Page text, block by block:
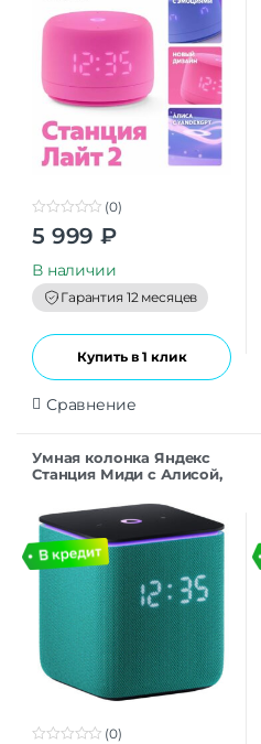
0
o
t
o
f
5
(0)
5 999 ₽
В наличии
Гарантия 12 месяцев
Купить в 1 клик
Сравнение
Умная колонка Яндекс
Станция Миди с Алисой,
(0)